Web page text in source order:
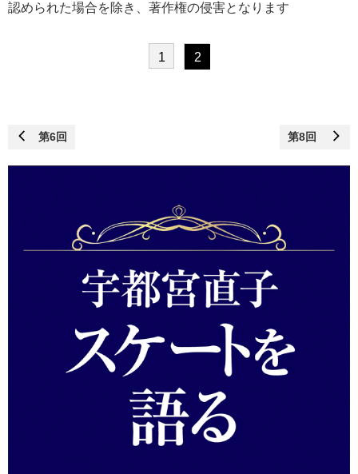
認められた場合を除き、著作権の侵害となります
1 2
第6回 第8回